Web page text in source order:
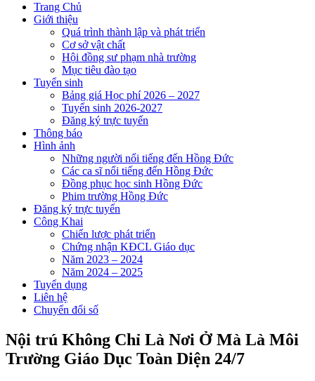
Trang Chủ
Giới thiệu
Quá trình thành lập và phát triển
Cơ sở vật chất
Hội đồng sư phạm nhà trường
Mục tiêu đào tạo
Tuyển sinh
Bảng giá Học phí 2026 – 2027
Tuyển sinh 2026-2027
Đăng ký trực tuyến
Thông báo
Hình ảnh
Những người nổi tiếng đến Hồng Đức
Các ca sĩ nổi tiếng đến Hồng Đức
Đồng phục học sinh Hồng Đức
Phim trường Hồng Đức
Đăng ký trực tuyến
Công Khai
Chiến lược phát triển
Chứng nhận KĐCL Giáo dục
Năm 2023 – 2024
Năm 2024 – 2025
Tuyển dụng
Liên hệ
Chuyển đổi số
Nội trú Không Chỉ Là Nơi Ở Mà Là Môi
Trường Giáo Dục Toàn Diện 24/7